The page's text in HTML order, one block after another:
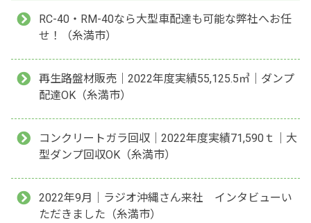
RC-40・RM-40なら大型車配達も可能な弊社へお任
せ！（糸満市）
再生路盤材販売｜2022年度実績55,125.5㎥｜ダンプ
配達OK（糸満市）
コンクリートガラ回収｜2022年度実績71,590ｔ｜大
型ダンプ回収OK（糸満市）
2022年9月｜ラジオ沖縄さん来社 インタビューい
ただきました（糸満市）